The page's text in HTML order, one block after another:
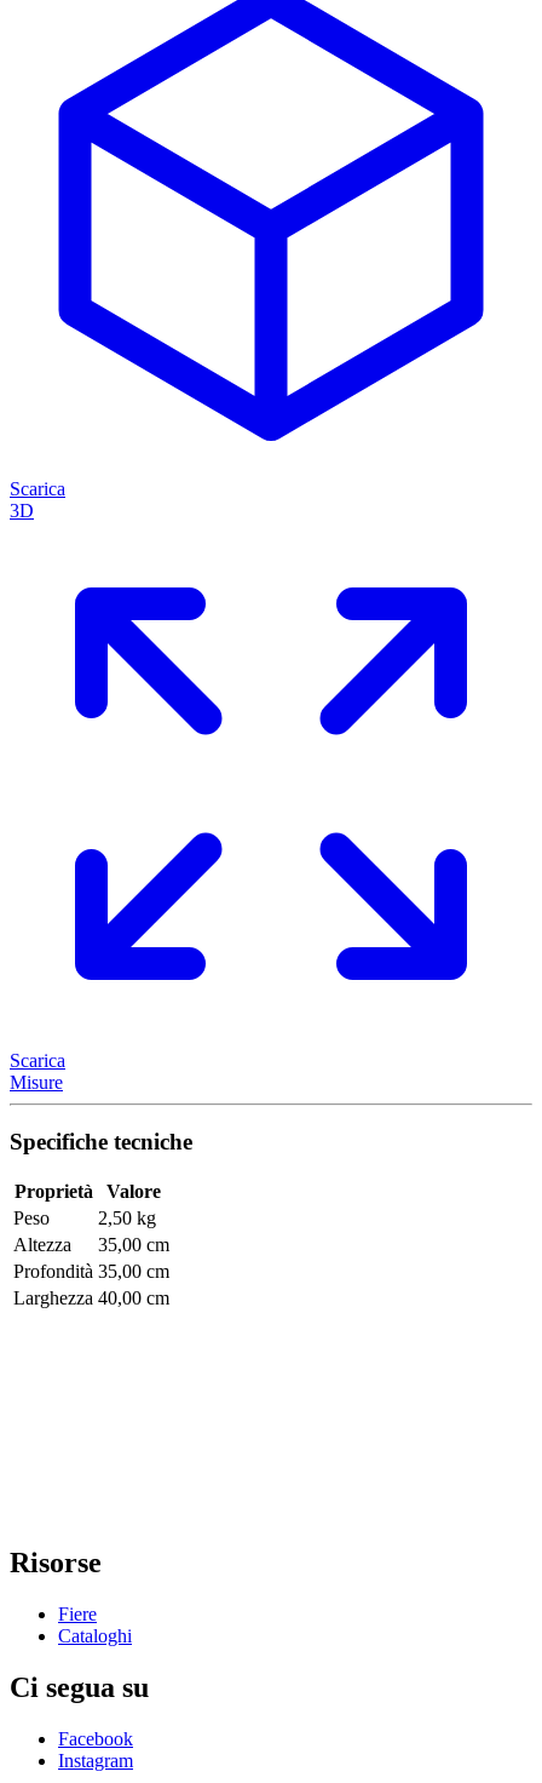
Scarica
3D
Scarica
Misure
Specifiche tecniche
Proprietà
Valore
Peso
2,50 kg
Altezza
35,00 cm
Profondità 35,00 cm
Larghezza 40,00 cm
Risorse
Fiere
Cataloghi
Ci segua su
Facebook
Instagram